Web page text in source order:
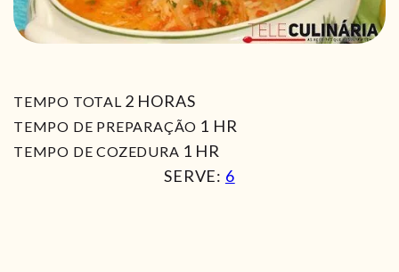
TEMPO TOTAL 2HORAS
HORAS
TEMPO DE PREPARAÇÃO 1 HORA
HR
TEMPO DE COZEDURA 1 HORA
HR
SERVE: 6